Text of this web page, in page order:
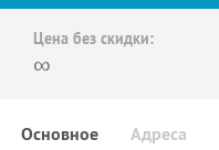
Цена без скидки:
∞
Основное Адреса